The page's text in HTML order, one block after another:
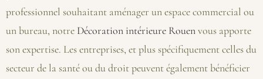
professionnel souhaitant aménager un espace commercial ou
un bureau, notre Décoration intérieure Rouenvous apporte
son expertise. Les entreprises, et plus spécifiquement celles du
secteur de la santé ou du droit peuvent également bénéficier